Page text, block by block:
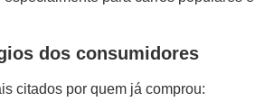
dos consumidores
citados por quem já comprou: